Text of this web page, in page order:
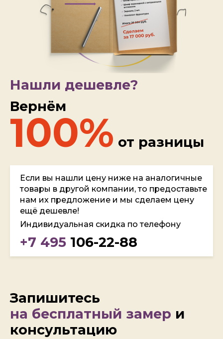
Нашли дешевле?
Вернём
100% от разницы
Если вы нашли цену ниже на аналогичные
товары в другой компании, то предоставьте
нам их предложение и мы сделаем цену
ещё дешевле!
Индивидуальная скидка по телефону
+7 495 106-22-88
Запишитесь
на бесплатный замер и
консультацию